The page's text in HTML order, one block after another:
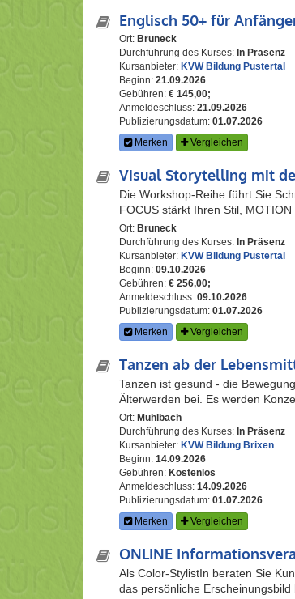
Englisch 50+ für
Ort: Bruneck
Durchführung des Kurses: In Präsenz
Kursanbieter: KVW Bildung Pustertal
Beginn: 21.09.2026
Gebühren: € 145,00;
Anmeldeschluss: 21.09.2026
Publizierungsdatum: 01.07.2026
Merken
Vergleichen
Visual Storytelling mit
Die Workshop-Reihe führt Sie
FOCUS stärkt Ihren Stil, MOTION
Ort: Bruneck
Durchführung des Kurses: In Präsenz
Kursanbieter: KVW Bildung Pustertal
Beginn: 09.10.2026
Gebühren: € 256,00;
Anmeldeschluss: 09.10.2026
Publizierungsdatum: 01.07.2026
Merken
Vergleichen
Tanzen ab der
Tanzen ist gesund - die
Älterwerden bei. Es werden
Ort: Mühlbach
Durchführung des Kurses: In Präsenz
Kursanbieter: KVW Bildung Brixen
Beginn: 14.09.2026
Gebühren: Kostenlos
Anmeldeschluss: 14.09.2026
Publizierungsdatum: 01.07.2026
Merken
Vergleichen
ONLINE
Als Color-StylistIn beraten Sie
das persönliche Erscheinungsbild